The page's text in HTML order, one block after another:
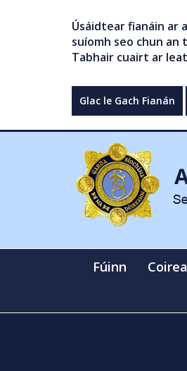
Úsáidtear fianáin ar
suíomh seo chun
Tabhair cuairt ar
Glac le Gach Fianán
Fúinn